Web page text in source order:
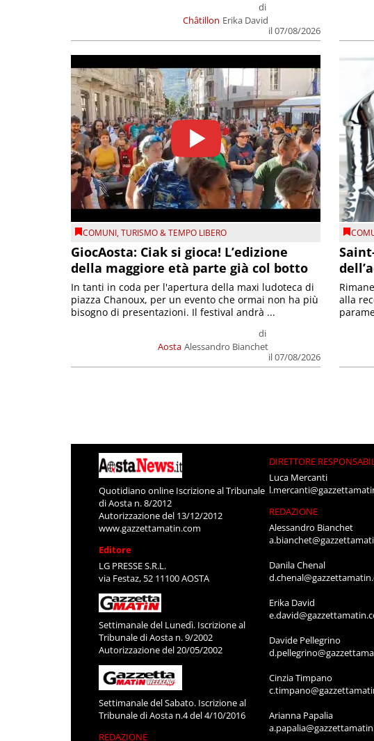
Châtillon
di
Erika David
il 07/08/2026
COMUNI,TURISMO & TEMPO LIBERO
GiocAosta: Ciak si gioca! L’edizione
della maggiore età parte già col botto
Aosta
di
Alessandro Bianchet
il 07/08/2026
In tanti in coda per l'apertura della maxi ludoteca di
piazza Chanoux, per un evento che ormai non ha più
bisogno di presentazioni. Il festival andrà ...
alla
Quotidiano online Iscrizione al Tribunale
di Aosta n. 8/2012
Autorizzazione del 13/12/2012
www.gazzettamatin.com
Editore
LG PRESSE S.R.L.
via Festaz, 52 11100 AOSTA
Settimanale del Lunedì. Iscrizione al
Tribunale di Aosta n. 9/2002
Autorizzazione del 20/05/2002
Settimanale del Sabato. Iscrizione al
Tribunale di Aosta n.4 del 4/10/2016
REDAZIONE
DIRETTORE
Luca Mercanti
REDAZIONE
Alessandro Bianchet
Danila Chenal
Erika David
Davide Pellegrino
Cinzia Timpano
Arianna Papalia